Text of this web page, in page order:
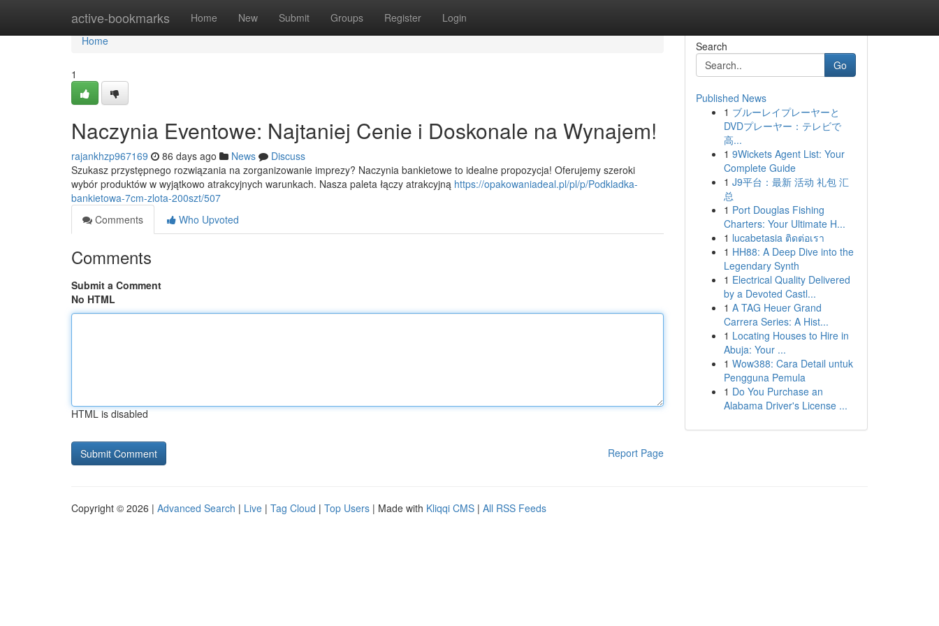
active-bookmarks Home New Submit Groups Register Login
Home
Home
1
Naczynia Eventowe: Najtaniej Cenie i Doskonale na Wynajem!
rajankhzp967169 86 days ago News
Discuss
Szukasz przystępnego rozwiązania na zorganizowanie imprezy? Naczynia bankietowe to idealne propozycja! Oferujemy szeroki
wybór produktów w wyjątkowo atrakcyjnych warunkach. Nasza paleta łączy atrakcyjną https://opakowaniadeal.pl/pl/p/Podkladka-
bankietowa-7cm-zlota-200szt/507
Comments
Who Upvoted
Comments
Submit a Comment
No HTML
HTML is disabled
Report Page
Search
Go
Published News
1 ブルーレイプレーヤーと
DVDプレーヤー：テレビで
高...
1 9Wickets Agent List: Your
Complete Guide
1 J9平台：最新 活动 礼包 汇
总
1 Port Douglas Fishing
Charters: Your Ultimate H...
1 lucabetasia ติดต่อเรา
1 HH88: A Deep Dive into the
Legendary Synth
1 Electrical Quality Delivered
by a Devoted Castl...
1 A TAG Heuer Grand
Carrera Series: A Hist...
1 Locating Houses to Hire in
Abuja: Your ...
1 Wow388: Cara Detail untuk
Pengguna Pemula
1 Do You Purchase an
Alabama Driver's License ...
Copyright © 2026 | Advanced Search | Live | Tag Cloud | Top Users | Made with Kliqqi CMS | All RSS Feeds